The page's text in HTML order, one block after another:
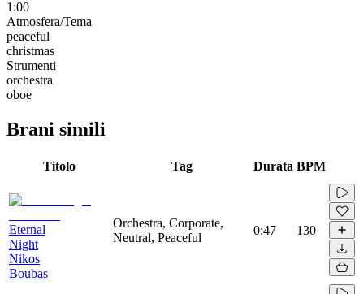
1:00
Atmosfera/Tema
peaceful
christmas
Strumenti
orchestra
oboe
Brani simili
Titolo Tag Durata BPM
Eternal
Night
Nikos
Boubas
Orchestra, Corporate,
Neutral, Peaceful
0:47 130